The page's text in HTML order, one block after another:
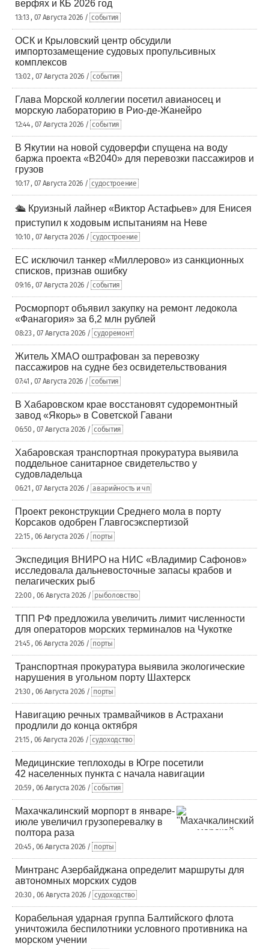
верфях и КБ 2026 год
13:13 , 07 Августа 2026 / события
ОСК и Крыловский центр обсудили
импортозамещение судовых пропульсивных
комплексов
13:02 , 07 Августа 2026 / события
Глава Морской коллегии посетил авианосец и
морскую лабораторию в Рио-де-Жанейро
12:44 , 07 Августа 2026 / события
В Якутии на новой судоверфи спущена на воду
баржа проекта «В2040» для перевозки пассажиров и
грузов
10:17 , 07 Августа 2026 / судостроение
🛳️ Круизный лайнер «Виктор Астафьев» для Енисея
приступил к ходовым испытаниям на Неве
10:10 , 07 Августа 2026 / судостроение
ЕС исключил танкер «Миллерово» из санкционных
списков, признав ошибку
09:16 , 07 Августа 2026 / события
Росморпорт объявил закупку на ремонт ледокола
«Фанагория» за 6,2 млн рублей
08:23 , 07 Августа 2026 / судоремонт
Житель ХМАО оштрафован за перевозку
пассажиров на судне без освидетельствования
07:41 , 07 Августа 2026 / события
В Хабаровском крае восстановят судоремонтный
завод «Якорь» в Советской Гавани
06:50 , 07 Августа 2026 / события
Хабаровская транспортная прокуратура выявила
поддельное санитарное свидетельство у
судовладельца
06:21 , 07 Августа 2026 / аварийность и чп
Проект реконструкции Среднего мола в порту
Корсаков одобрен Главгосэкспертизой
22:15 , 06 Августа 2026 / порты
Экспедиция ВНИРО на НИС «Владимир Сафонов»
исследовала дальневосточные запасы крабов и
пелагических рыб
22:00 , 06 Августа 2026 / рыболовство
ТПП РФ предложила увеличить лимит численности
для операторов морских терминалов на Чукотке
21:45 , 06 Августа 2026 / порты
Транспортная прокуратура выявила экологические
нарушения в угольном порту Шахтерск
21:30 , 06 Августа 2026 / порты
Навигацию речных трамвайчиков в Астрахани
продлили до конца октября
21:15 , 06 Августа 2026 / судоходство
Медицинские теплоходы в Югре посетили
42 населенных пункта с начала навигации
20:59 , 06 Августа 2026 / события
Махачкалинский морпорт в январе-
июле увеличил грузоперевалку в
полтора раза
20:45 , 06 Августа 2026 / порты
Минтранс Азербайджана определит маршруты для
автономных морских судов
20:30 , 06 Августа 2026 / судоходство
Корабельная ударная группа Балтийского флота
уничтожила беспилотники условного противника на
морском учении